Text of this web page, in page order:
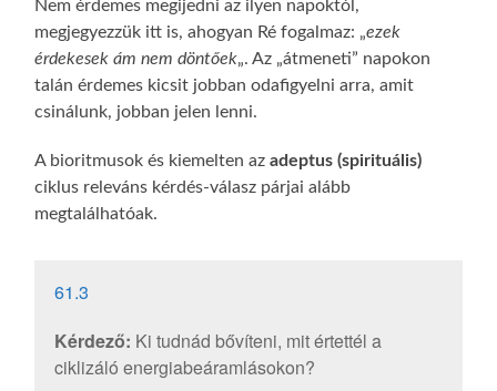
Nem érdemes megijedni az ilyen napoktól,
megjegyezzük itt is, ahogyan Ré fogalmaz: „ezek
érdekesek ám nem döntőek„. Az „átmeneti” napokon
talán érdemes kicsit jobban odafigyelni arra, amit
csinálunk, jobban jelen lenni.
A bioritmusok és kiemelten azadeptus (spirituális)
ciklus releváns kérdés-válasz párjai alább
megtalálhatóak.
61.3
Kérdező: Ki tudnád bővíteni, mit értettél a
ciklizáló energiabeáramlásokon?